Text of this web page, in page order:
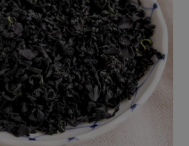
水產
生活提案
親子食育
惜食